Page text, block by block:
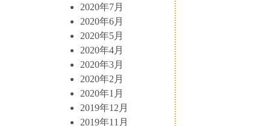
2020年7月
2020年6月
2020年5月
2020年4月
2020年3月
2020年2月
2020年1月
2019年12月
2019年11月